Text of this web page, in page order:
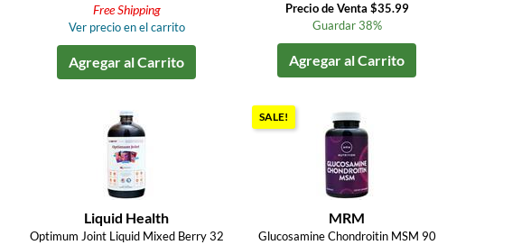
Free Shipping
Ver precio en el carrito
Agregar al Carrito
Precio de Venta $35.99
Guardar 38%
Agregar al Carrito
Liquid Health
Optimum Joint Liquid Mixed Berry 32
SALE!
MRM
Glucosamine Chondroitin MSM 90